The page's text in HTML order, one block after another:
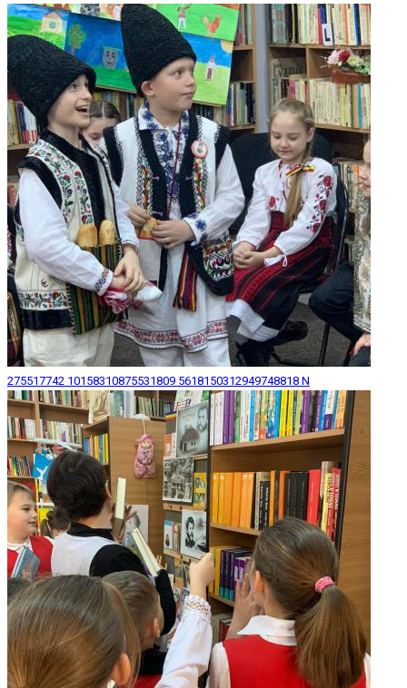
275517742 10158310875531809 5618150312949748818 N